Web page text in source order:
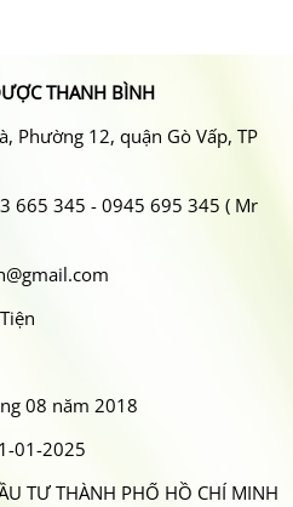
THANH BÌNH
Phường 12, quận Gò Vấp, TP
665 345 - 0945 695 345 ( Mr
08 năm 2018
01-2025
TƯ THÀNH PHỐ HỒ CHÍ MINH